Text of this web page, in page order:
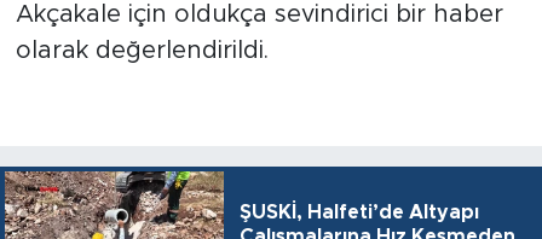
Akçakale için oldukça sevindirici bir haber
olarak değerlendirildi.
ŞUSKİ, Halfeti’de Altyapı